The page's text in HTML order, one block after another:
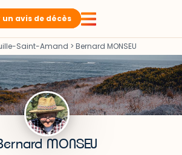
un avis de décès
Saint-Amand > Bernard MONSEU
MONSEU